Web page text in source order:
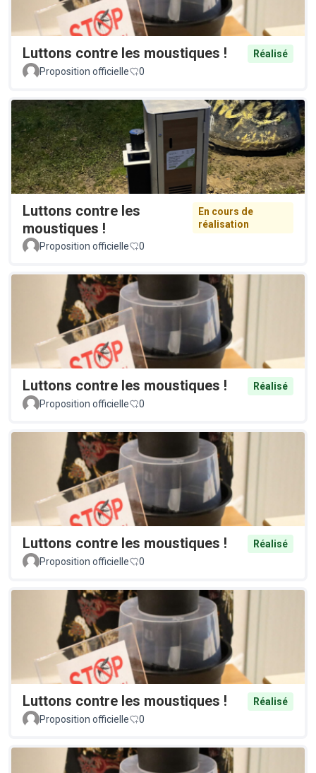
Luttons contre les moustiques !
Réalisé
Proposition officielle
0
Luttons contre les
moustiques !
En cours de
réalisation
Proposition officielle
0
Luttons contre les moustiques !
Réalisé
Proposition officielle
0
Luttons contre les moustiques !
Réalisé
Proposition officielle
0
Luttons contre les moustiques !
Réalisé
Proposition officielle
0